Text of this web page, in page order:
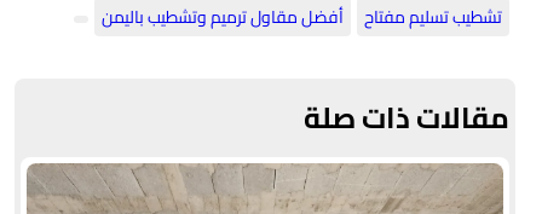
​تشطيب تسليم مفتاح
​أفضل مقاول ترميم وتشطيب باليمن
مقالات ذات صلة